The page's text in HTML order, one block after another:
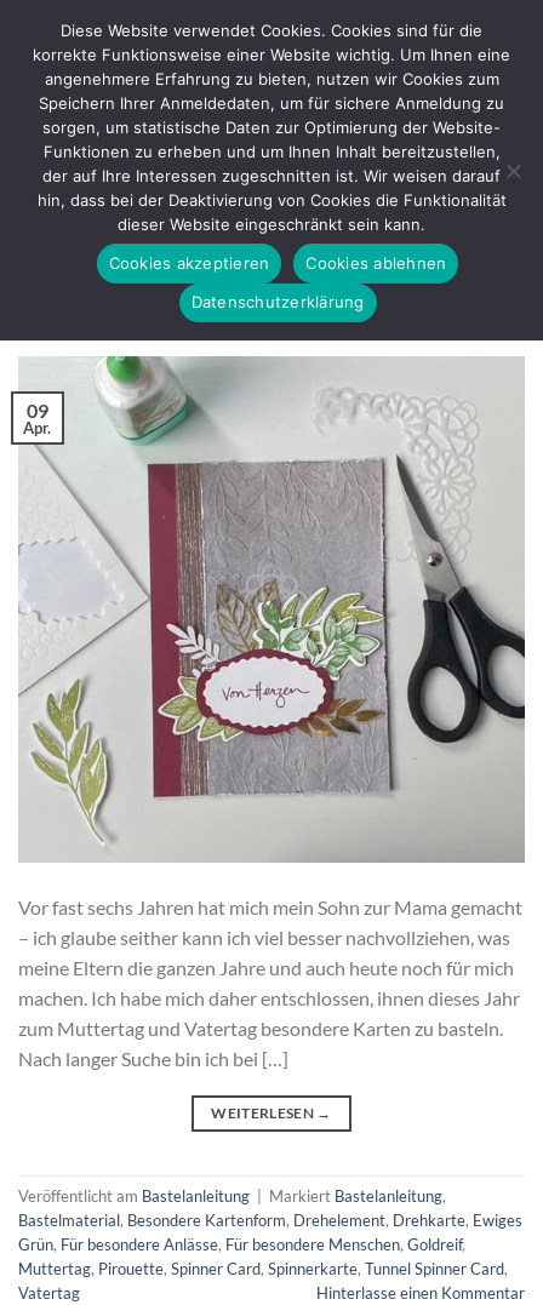
Inhalt
springen
SCHLAGWORT-ARCHIVE:MUTTERTAG
BASTELANLEITUNG
Tunnel Spinner Card – Muttertag und
Vatertag – Bastelanleitung
VERÖFFENTLICHT AM VON
09
Apr.
Vor fast sechs Jahren hat mich mein Sohn zur Mama gemacht
– ich glaube seither kann ich viel besser nachvollziehen, was
meine Eltern die ganzen Jahre und auch heute noch für mich
machen. Ich habe mich daher entschlossen, ihnen dieses Jahr
zum Muttertag und Vatertag besondere Karten zu basteln.
Nach langer Suche bin ich bei […]
WEITERLESEN →
Veröffentlicht am Bastelanleitung Markiert Bastelanleitung,
Bastelmaterial, Besondere Kartenform, Drehelement, Drehkarte, Ewiges
Grün, Für besondere Anlässe, Für besondere Menschen, Goldreif,
Muttertag, Pirouette, Spinner Card, Spinnerkarte, Tunnel Spinner Card,
Vatertag
Hinterlasse einen Kommentar
Diese Website verwendet Cookies. Cookies sind für die
korrekte Funktionsweise einer Website wichtig. Um Ihnen eine
angenehmere Erfahrung zu bieten, nutzen wir Cookies zum
Speichern Ihrer Anmeldedaten, um für sichere Anmeldung zu
sorgen, um statistische Daten zur Optimierung der Website-
Funktionen zu erheben und um Ihnen Inhalt bereitzustellen,
der auf Ihre Interessen zugeschnitten ist. Wir weisen darauf
hin, dass bei der Deaktivierung von Cookies die Funktionalität
dieser Website eingeschränkt sein kann.
Cookies akzeptieren
Cookies ablehnen
Datenschutzerklärung